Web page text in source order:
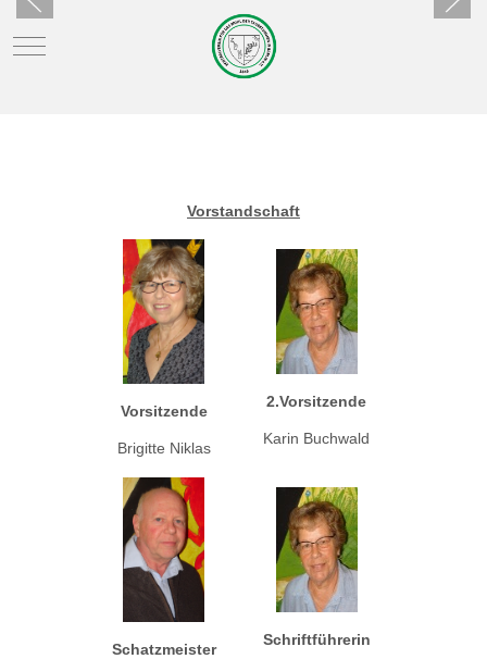
Mobile Menu Toggle
Vorstandschaft
Vorsitzende
Brigitte Niklas
2.Vorsitzende
Karin Buchwald
Schatzmeister
Schriftführerin